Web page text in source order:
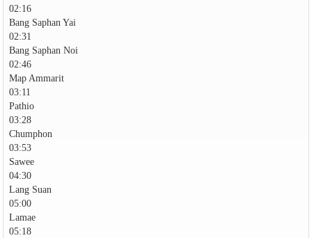
02:16
Bang Saphan Yai
02:31
Bang Saphan Noi
02:46
Map Ammarit
03:11
Pathio
03:28
Chumphon
03:53
Sawee
04:30
Lang Suan
05:00
Lamae
05:18